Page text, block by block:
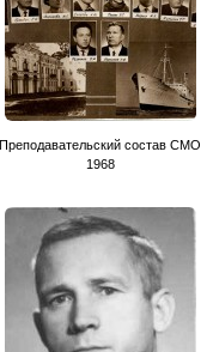
Преподавательский состав СМО
1968